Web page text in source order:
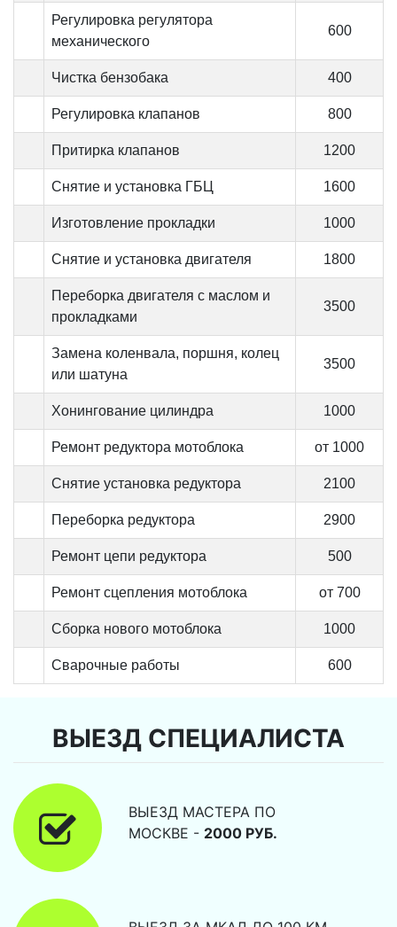
Регулировка регулятора
механического
600
Чистка бензобака 400
Регулировка клапанов 800
Притирка клапанов 1200
Снятие и установка ГБЦ 1600
Изготовление прокладки 1000
Снятие и установка двигателя 1800
Переборка двигателя с маслом и
прокладками
3500
Замена коленвала, поршня, колец
или шатуна
3500
Хонингование цилиндра 1000
Ремонт редуктора мотоблока от 1000
Снятие установка редуктора 2100
Переборка редуктора 2900
Ремонт цепи редуктора 500
Ремонт сцепления мотоблока от 700
Сборка нового мотоблока 1000
Сварочные работы 600
ВЫЕЗД СПЕЦИАЛИСТА
ВЫЕЗД МАСТЕРА ПО
МОСКВЕ - 2000 РУБ.